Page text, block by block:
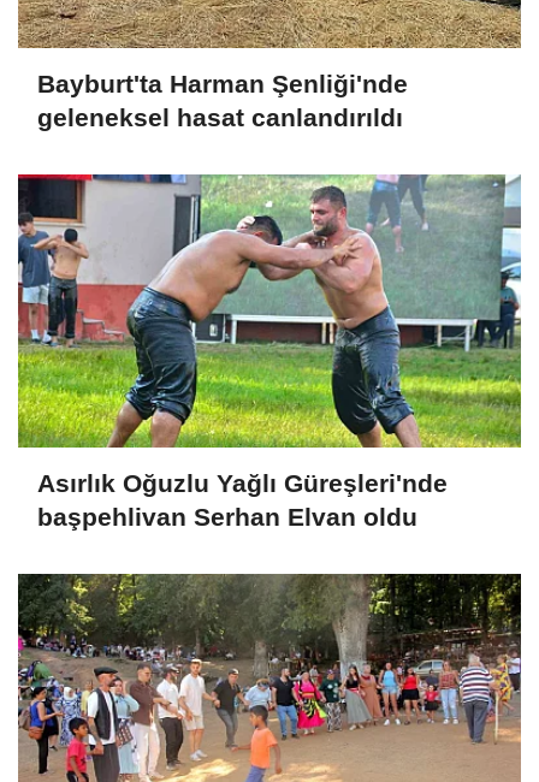
Bayburt'ta Harman Şenliği'nde
geleneksel hasat canlandırıldı
Asırlık Oğuzlu Yağlı Güreşleri'nde
başpehlivan Serhan Elvan oldu